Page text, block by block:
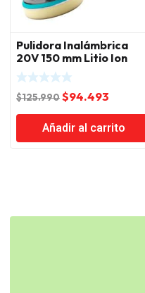
Pulidora Inalámbrica
20V 150 mm Litio Ion
Total
$125.990El
precio
original
era:
$94.493
precio
actual
es:
Añadir al carrito